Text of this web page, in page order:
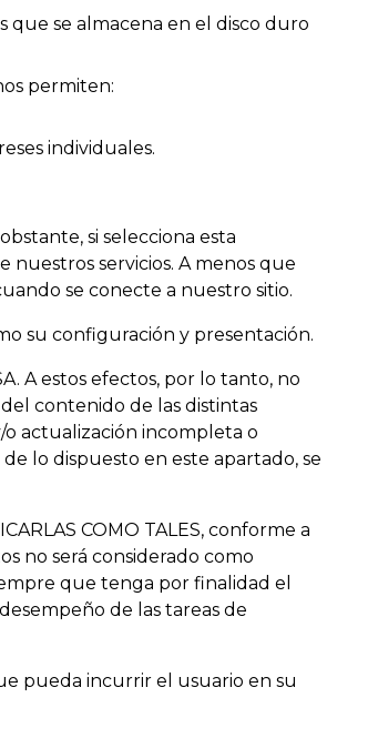
que se almacena en el disco duro
permiten:
individuales.
si selecciona esta
servicios. A menos que
se conecte a nuestro sitio.
su configuración y presentación.
A estos efectos, por lo tanto, no
contenido de las distintas
actualización incompleta o
lo dispuesto en este apartado, se
COMO TALES, conforme a
no será considerado como
que tenga por finalidad el
de las tareas de
pueda incurrir el usuario en su